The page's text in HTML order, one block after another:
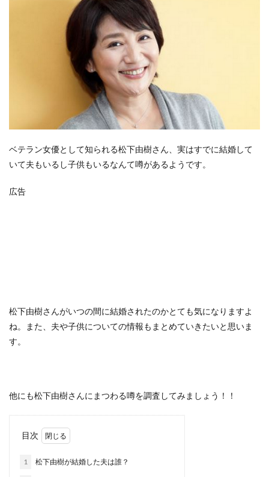
ベテラン女優として知られる松下由樹さん、実はすでに結婚して
いて夫もいるし子供もいるなんて噂があるようです。
広告
松下由樹さんがいつの間に結婚されたのかとても気になりますよ
ね。また、夫や子供についての情報もまとめていきたいと思いま
す。
他にも松下由樹さんにまつわる噂を調査してみましょう！！
目次
1 松下由樹が結婚した夫は誰？